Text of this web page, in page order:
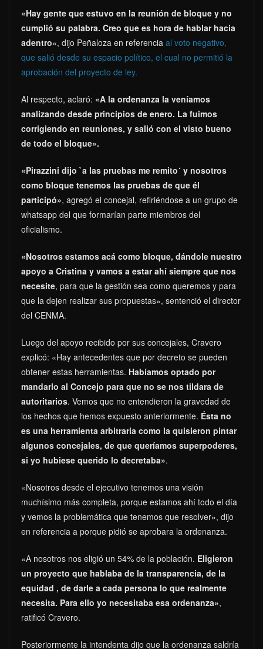
«Hay gente que estuvo en la reunión de bloque y no
cumplió su palabra. Creo que es hora de hablar hacia
adentro«, dijo Peñaloza en referencia al voto negativo,
que salió desde su espacio político, el cual no permitió la
aprobación del proyecto de ley.
Al respecto, aclaró: «A la ordenanza la veníamos
analizando desde principios de enero. La fuimos
corrigiendo en reuniones, y salió con el visto bueno
de todo el bloque».
«Pirazzini dijo `a las pruebas me remito´ y nosotros
como bloque tenemos las pruebas de que él
participó», agregó el concejal, refiriéndose a un grupo de
whatsapp del que formarían parte miembros del
oficialismo.
«Nosotros estamos acá como bloque, dándole nuestro
apoyo a Cristina y vamos a estar ahí siempre que nos
necesite, para que la gestión sea como queremos y para
que la dejen realizar sus propuestas», sentenció el director
del CENMA.
Luego del apoyo recibido por sus concejales, Cravero
explicó: «Hay antecedentes que por decreto se pueden
obtener estas herramientas. Habíamos optado por
mandarlo al Concejo para que no se nos tildara de
autoritarios. Vemos que no entendieron la gravedad de
los hechos que hemos expuesto anteriormente. Ésta no
es una herramienta arbitraria como la quisieron pintar
algunos concejales, de que queríamos superpoderes,
si yo hubiese querido lo decretaba».
«Nosotros desde el ejecutivo tenemos una visión
muchísimo más completa, porque estamos ahí todo el día
y vemos la problemática que tenemos que resolver», dijo
en referencia a porque pidió se aprobara la ordenanza.
«A nosotros nos eligió un 54% de la población. Eligieron
un proyecto que hablaba de la transparencia, de la
equidad , de darle a cada persona lo que realmente
necesita. Para ello yo necesitaba esa ordenanza»,
ratificó Cravero.
Posteriormente la intendenta dijo que la ordenanza saldría